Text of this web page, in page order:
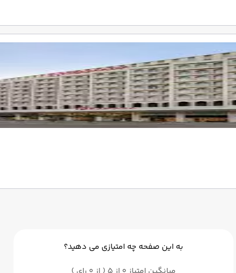
به این صفحه چه امتیازی می دهید؟